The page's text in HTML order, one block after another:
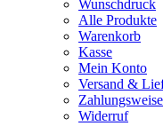
Wunschdruck
Alle Produkte
Warenkorb
Kasse
Mein Konto
Versand &
Widerruf